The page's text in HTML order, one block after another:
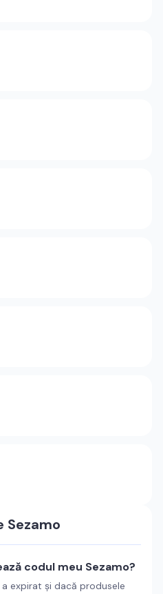
Sezamo
codul meu Sezamo?
expirat și dacă produsele